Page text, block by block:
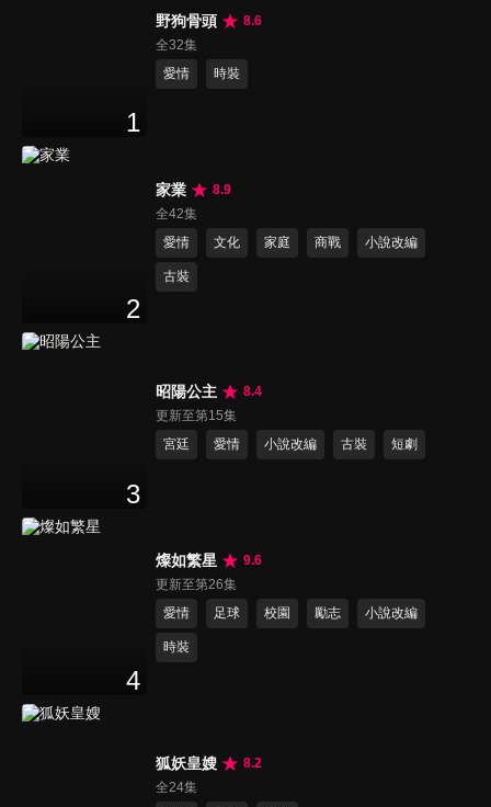
1
野狗骨頭
8.6
全32集
愛情
時裝
2
家業
8.9
全42集
愛情
文化 家庭 商戰 小說改編
古裝
3
昭陽公主
8.4
更新至第15集
宮廷
愛情 小說改編 古裝 短劇
4
燦如繁星
9.6
更新至第26集
愛情
足球 校園 勵志 小說改編
時裝
狐妖皇嫂
8.2
全24集